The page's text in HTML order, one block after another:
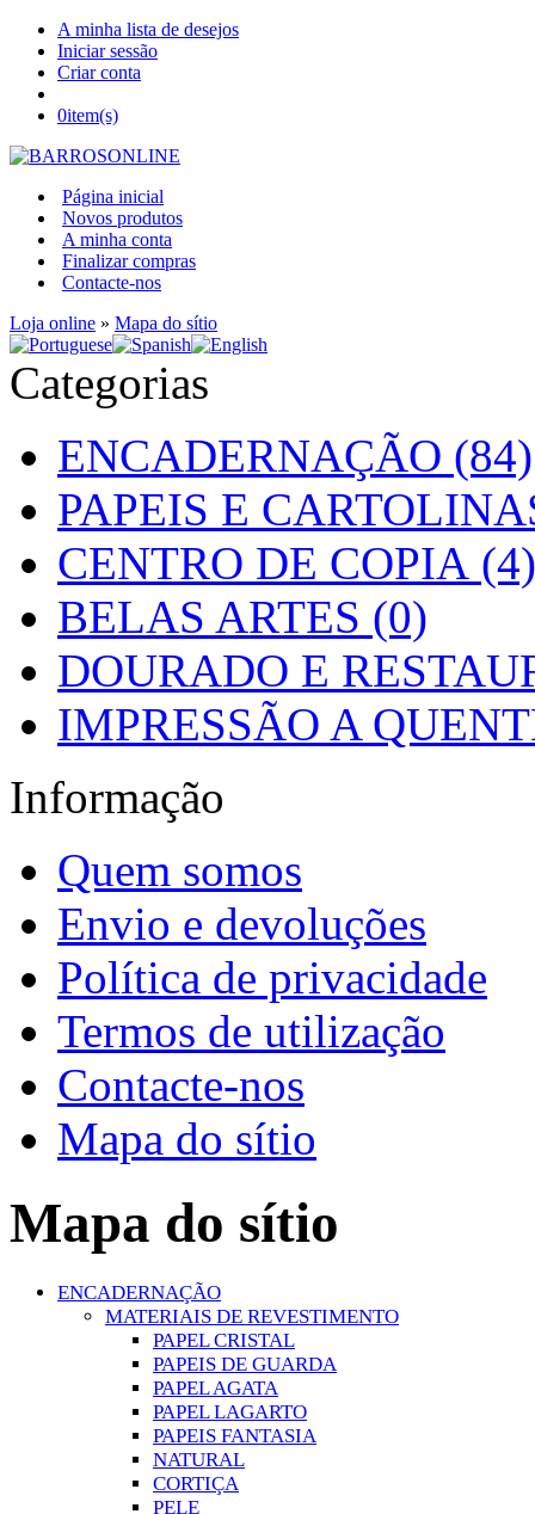
A minha lista de desejos
Iniciar sessão
Criar conta
0item(s)
Página inicial
Novos produtos
A minha conta
Finalizar compras
Contacte-nos
Loja online » Mapa do sítio
Categorias
ENCADERNAÇÃO (84)
PAPEIS E
CENTRO DE COPIA (4)
BELAS ARTES (0)
DOURADO E
IMPRESSÃO A
Informação
Quem somos
Envio e devoluções
Política de privacidade
Termos de utilização
Contacte-nos
Mapa do sítio
Mapa do sítio
ENCADERNAÇÃO
MATERIAIS DE REVESTIMENTO
PAPEL CRISTAL
PAPEIS DE GUARDA
PAPEL AGATA
PAPEL LAGARTO
PAPEIS FANTASIA
NATURAL
CORTIÇA
PELE